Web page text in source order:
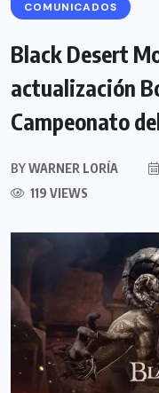
COMUNICADOS
Black Desert
actualización
Campeonato
BYWARNER LORÍA
119 VIEWS